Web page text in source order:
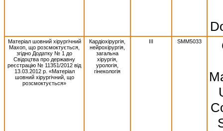
Матеріал шовний хірургічний
Махоn, що розсмоктується,
згідно Додатку № 1 до
Свідоцтва про державну
реєстрацію № 11351/2012 від
13.03.2012 р. «Матеріал
шовний хірургічний, що
розсмоктується»
Кардіохірургія,
нейрохірургія,
загальна
хірургія,
урологія,
гінекологія
III SMM5033